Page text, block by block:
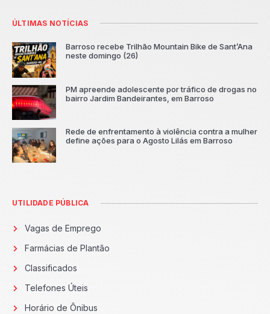
ÚLTIMAS NOTÍCIAS
Barroso recebe Trilhão Mountain Bike de Sant’Ana
neste domingo (26)
PM apreende adolescente por tráfico de drogas no
bairro Jardim Bandeirantes, em Barroso
Rede de enfrentamento à violência contra a mulher
define ações para o Agosto Lilás em Barroso
UTILIDADE PÚBLICA
Vagas de Emprego
Farmácias de Plantão
Classificados
Telefones Úteis
Horário de Ônibus